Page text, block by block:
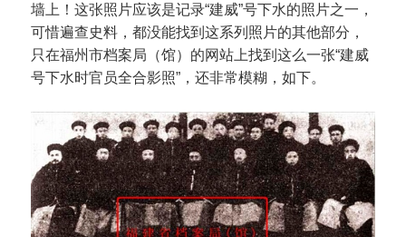
墙上！这张照片应该是记录“建威”号下水的照片之一，
可惜遍查史料，都没能找到这系列照片的其他部分，
只在福州市档案局（馆）的网站上找到这么一张“建威
号下水时官员全合影照”，还非常模糊，如下。